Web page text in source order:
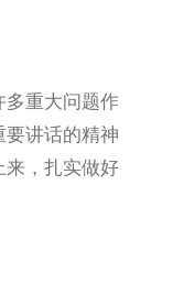
重大问题作
讲话的精神
来，扎实做好